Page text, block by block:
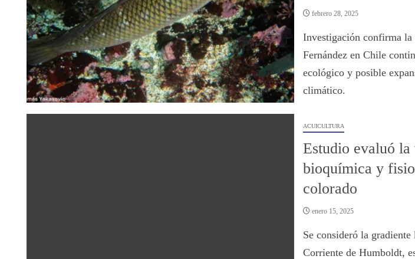
febrero 28, 2025
Investigación confirma la
Fernández en Chile
ecológico y posible
climático.
ACUICULTURA
Estudio evaluó
bioquímica y
colorado
enero 15, 2025
Se consideró la
Corriente de Humboldt,